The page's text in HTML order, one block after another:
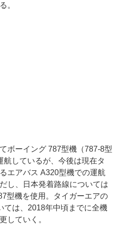
。
ボーイング 787型機（787-8型
航しているが、今後は現在タ
エアバス A320型機での運航
し、日本発着路線については
型機を使用。タイガーエアの
ては、2018年中頃までに全機
していく。